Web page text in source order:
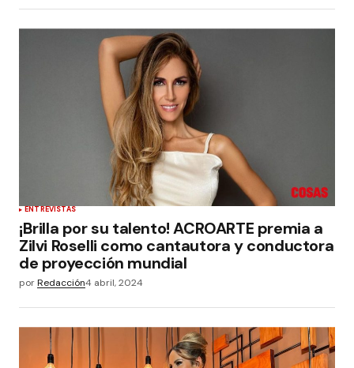
ENTREVISTAS
¡Brilla por su talento! ACROARTE premia a
Zilvi Roselli como cantautora y conductora
de proyección mundial
porRedacción4 abril, 2024